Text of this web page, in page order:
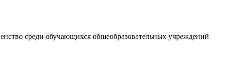
среди обучающихся общеобразовательных учреждений